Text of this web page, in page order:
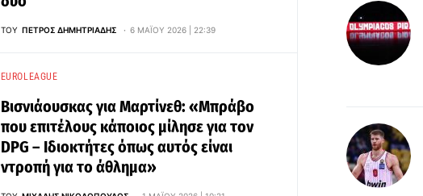
ΤΟΥ ΠΈΤΡΟΣ ΔΗΜΗΤΡΙΆΔΗΣ 6 ΜΑΪ́ΟΥ 2026 | 22:39
EUROLEAGUE
Βισνιάουσκας για Μαρτίνεθ: «Μπράβο
που επιτέλους κάποιος μίλησε για τον
DPG – Ιδιοκτήτες όπως αυτός είναι
ντροπή για το άθλημα»